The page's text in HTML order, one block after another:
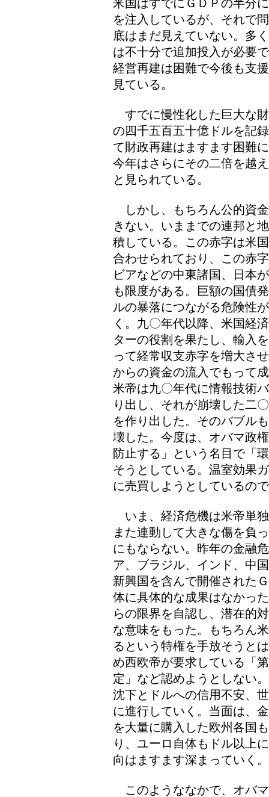
米国はすでにＧＤＰの半分
を注入しているが、それで
底はまだ見えていない。多
は不十分で追加投入が必要
経営再建は困難で今後も支
見ている。
すでに慢性化した巨大な
の四千五百五十億ドルを記
て財政再建はますます困難
今年はさらにその二倍を越
と見られている。
しかし、もちろん公的資
きない。いままでの連邦と
積している。この赤字は米
合わせられており、この赤
ビアなどの中東諸国、日本
も限度がある。巨額の国債
ルの暴落につながる危険性
く。九〇年代以降、米国経
ターの役割を果たし、輸入
って経常収支赤字を増大さ
からの資金の流入でもって
米帝は九〇年代に情報技術
り出し、それが崩壊した二
を作り出した。そのバブル
壊した。今度は、オバマ政
防止する」という名目で「
そうとしている。温室効果
に売買しようとしているの
いま、経済危機は米帝単
また連動して大きな傷を負
にもならない。昨年の金融
ア、ブラジル、インド、中
新興国を含んで開催された
体に具体的な成果はなかっ
らの限界を自認し、潜在的
な意味をもった。もちろん
るという特権を手放そうと
め西欧帝が要求している「
定」など認めようとしない
沈下とドルへの信用不安、
に進行していく。当面は、
を大量に購入した欧州各国
り、ユーロ自体もドル以上
向はますます深まっていく。
このようななかで、オバ